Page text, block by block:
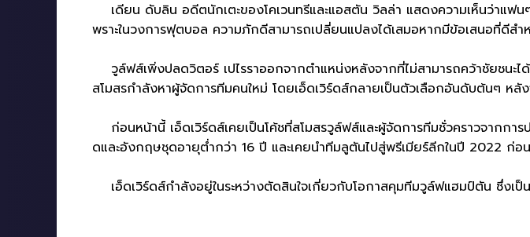
เดียน ดับลิน อดีตนักเตะของโคเวนทรีและแอสตัน วิลล่า แสดงความเห็นว่าแฟน
พราะในวงการฟุตบอล ความภักดีสามารถเปลี่ยนแปลงได้เสมอหากมีข้อเสนอที่ดีสำ
วูล์ฟส์เพิ่งปลดวิตอร์ เปไรราออกจากตำแหน่งหลังจากที่ไม่สามารถคว้าชัยชน
สโมสรกำลังหาผู้จัดการทีมคนใหม่ โดยเอ็ดเวิร์ดส์กลายเป็นตัวเลือกอันดับต้นๆ ห
ก่อนหน้านี้ เอ็ดเวิร์ดส์เคยเป็นโค้ชที่สโมสรวูล์ฟส์และผู้จัดการทีมชั่วคราวจากกา
ดและอังกฤษชุดอายุต่ำกว่า 16 ปี และเคยนำทีมลูตันไปสู่พรีเมียร์ลีกในปี 2022 ก่อ
เอ็ดเวิร์ดส์กำลังอยู่ในระหว่างตัดสินใจเกี่ยวกับโอกาสคุมทีมวูล์ฟแฮมป์ตัน ซึ่งเป็น